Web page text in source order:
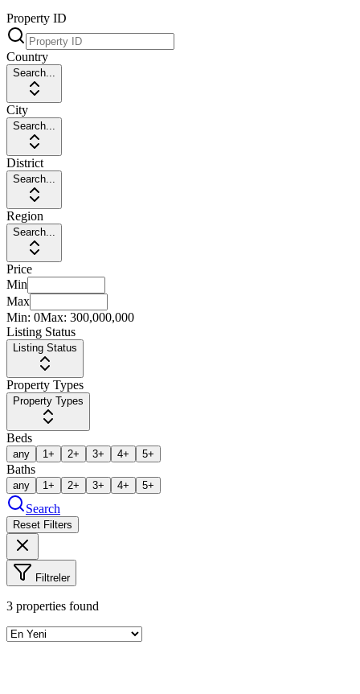
Property ID
Country
Search...
City
Search...
District
Search...
Region
Search...
Price
Min
Max
Min: 0Max: 300,000,000
Listing Status
Listing Status
Property Types
Property Types
Beds
any 1+ 2+ 3+ 4+ 5+
Baths
any 1+ 2+ 3+ 4+ 5+
Search
Reset Filters
Filtreler
3 properties found